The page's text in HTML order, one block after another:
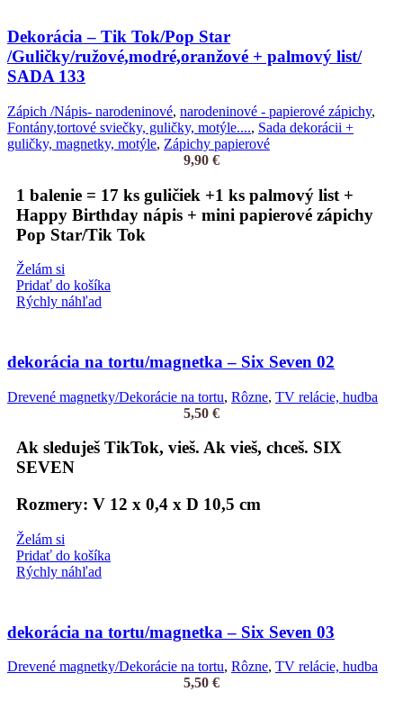
Dekorácia – Tik Tok/Pop Star
/Guličky/ružové,modré,oranžové + palmový list/
SADA 133
Zápich /Nápis- narodeninové, narodeninové - papierové zápichy,
Fontány,tortové sviečky, guličky, motýle...., Sada dekorácii +
guličky, magnetky, motýle, Zápichy papierové
9,90 €
1 balenie = 17 ks guličiek +1 ks palmový list +
Happy Birthday nápis + mini papierové zápichy
Pop Star/Tik Tok
Želám si
Pridať do košíka
Rýchly náhľad
dekorácia na tortu/magnetka – Six Seven 02
Drevené magnetky/Dekorácie na tortu, Rôzne, TV relácie, hudba
5,50 €
Ak sleduješ TikTok, vieš. Ak vieš, chceš. SIX
SEVEN
Rozmery: V 12 x 0,4 x D 10,5 cm
Želám si
Pridať do košíka
Rýchly náhľad
dekorácia na tortu/magnetka – Six Seven 03
Drevené magnetky/Dekorácie na tortu, Rôzne, TV relácie, hudba
5,50 €